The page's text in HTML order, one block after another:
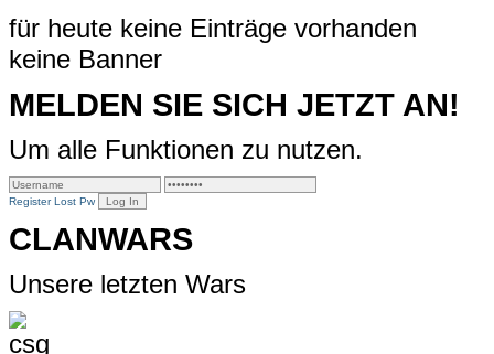
für heute keine Einträge vorhanden
keine Banner
MELDEN SIE SICH JETZT AN!
Um alle Funktionen zu nutzen.
Register Lost Pw
CLANWARS
Unsere letzten Wars